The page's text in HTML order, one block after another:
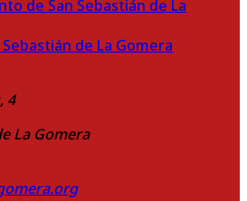
de La Gomera
4
La Gomera